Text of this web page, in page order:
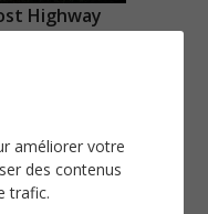
Highway
améliorer votre
des contenus
trafic.